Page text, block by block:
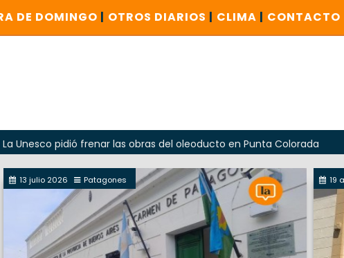
DE DOMINGO | OTROS DIARIOS | CLIMA | CONTACTO
pidió frenar las obras del oleoducto en Punta Colorada
13 julio 2026 Patagones 19